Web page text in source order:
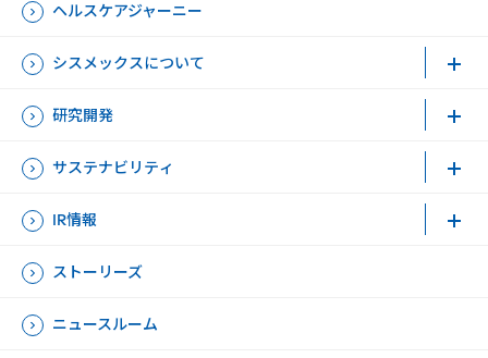
ヘルスケアジャーニー
シスメックスについて
研究開発
サステナビリティ
IR情報
ストーリーズ
ニュースルーム